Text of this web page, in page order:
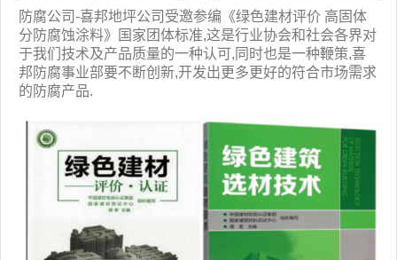
联
系
我
们
电
话
咨
询
防腐公司-喜邦地坪公司受邀参编《绿色建材评价 高固体
分防腐蚀涂料》国家团体标准,这是行业协会和社会各界对
于我们技术及产品质量的一种认可,同时也是一种鞭策,喜
邦防腐事业部要不断创新,开发出更多更好的符合市场需求
的防腐产品.